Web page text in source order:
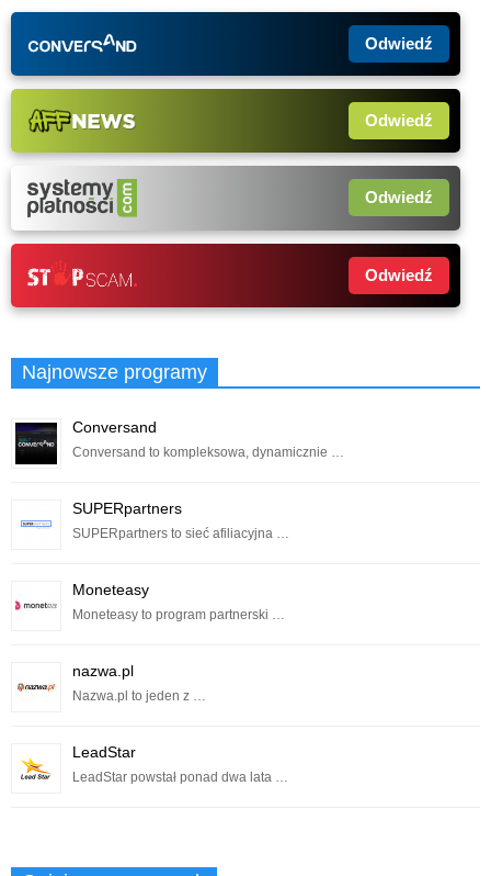
Odwiedź
Odwiedź
Odwiedź
Odwiedź
Najnowsze programy
Conversand
Conversand to kompleksowa, dynamicznie …
SUPERpartners
SUPERpartners to sieć afiliacyjna …
Moneteasy
Moneteasy to program partnerski …
nazwa.pl
Nazwa.pl to jeden z …
LeadStar
LeadStar powstał ponad dwa lata …